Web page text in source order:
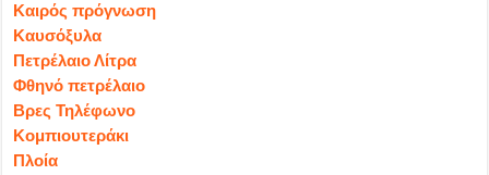
Καιρός πρόγνωση
Καυσόξυλα
Πετρέλαιο Λίτρα
Φθηνό πετρέλαιο
Βρες Τηλέφωνο
Κομπιουτεράκι
Πλοία